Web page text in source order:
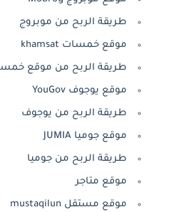
طريقة الربح من موبروج
موقع خمسات khamsat
طريقة الربح من موقع
موقع يوجوف YouGov
طريقة الربح من يوجوف
موقع جوميا JUMIA
طريقة الربح من جوميا
موقع متاجر
موقع مستقل mustaqilun